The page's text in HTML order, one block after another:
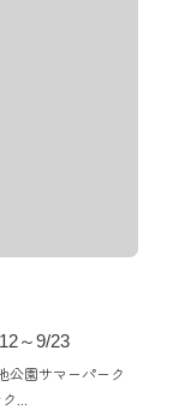
～9/23
公園サマーパーク
...